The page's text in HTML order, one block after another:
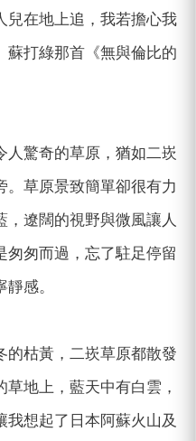
兒在地上追，我若擔心我
打綠那首《無與倫比的
人驚奇的草原，猶如二崁
。草原景致簡單卻很有力
遼闊的視野與微風讓人
匆匆而過，忘了駐足停留
感。
的枯黃，二崁草原都散發
地上，藍天中有白雲，
想起了日本阿蘇火山及